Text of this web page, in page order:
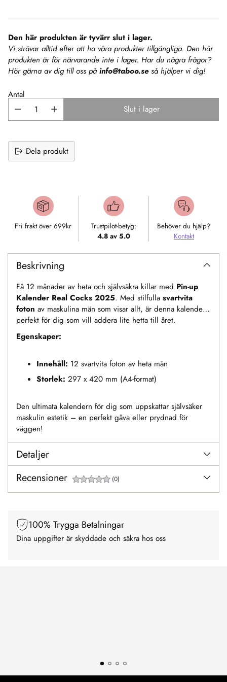
Den här produkten är tyvärr slut i lager.
Vi strävar alltid efter att ha våra produkter tillgängliga. Den här
produkten är för närvarande inte i lager. Har du några frågor?
Hör gärna av dig till oss påinfo@taboo.seså hjälper vi dig!
Antal
Slut i lager
Dela produkt
varukorgen
Fri frakt över 699kr
Trustpilot-betyg:
4.8 av 5.0
Behöver du hjälp?
Kontakt
Beskrivning
Få 12 månader av heta och självsäkra killar med Pin-up
Kalender Real Cocks 2025. Med stilfulla svartvita
foton av maskulina män som visar allt, är denna kalender
perfekt för dig som vill addera lite hetta till året.
Egenskaper:
Innehåll: 12 svartvita foton av heta män
Storlek: 297 x 420 mm (A4-format)
Den ultimata kalendern för dig som uppskattar självsäker
maskulin estetik – en perfekt gåva eller prydnad för
väggen!
Detaljer
Recensioner
(0)
100% Trygga Betalningar
Dina uppgifter är skyddade och säkra hos oss